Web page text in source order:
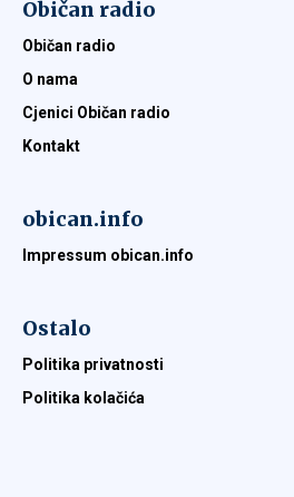
Običan radio
Običan radio
O nama
Cjenici Običan radio
Kontakt
obican.info
Impressum obican.info
Ostalo
Politika privatnosti
Politika kolačića